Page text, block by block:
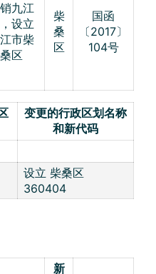
九江
设立
市柴
桑区
柴
桑
区
国函
〔2017〕
104号
变更的行政区划名称
和新代码
设立 柴桑区
360404
新